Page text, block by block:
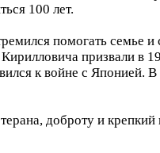
100 лет.
помогать семье
призвали в
к войне с Японией.
доброту и